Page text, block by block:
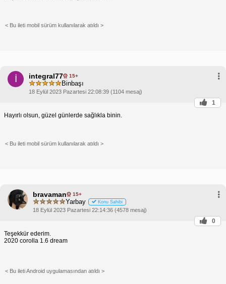
< Bu ileti mobil sürüm kullanılarak atıldı >
İ integral77 15+
Binbaşı
18 Eylül 2023 Pazartesi 22:08:39 (1104 mesaj)
1
Hayırlı olsun, güzel günlerde sağlıkla binin.
< Bu ileti mobil sürüm kullanılarak atıldı >
bravaman 15+
Yarbay Konu Sahibi
18 Eylül 2023 Pazartesi 22:14:36 (4578 mesaj)
0
Teşekkür ederim.
2020 corolla 1.6 dream
< Bu ileti Android uygulamasından atıldı >